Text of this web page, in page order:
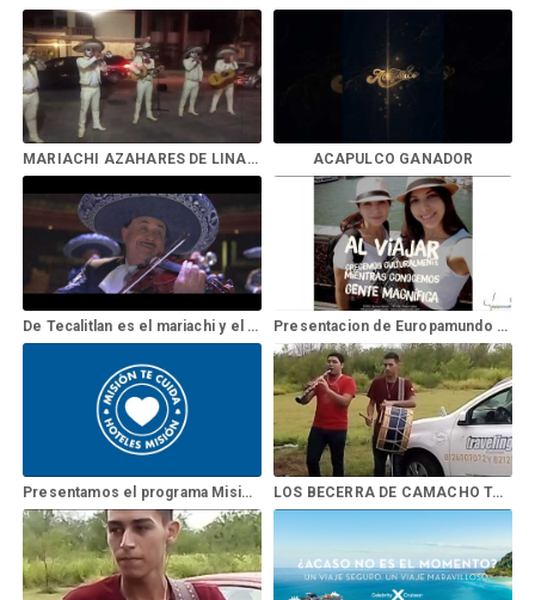
MARIACHI AZAHARES DE LINARES, N.L. ACAPULCO GANADOR
De Tecalitlan es el mariachi y el mariachi Vargas es orgullosamente de Jalisco Presentacion de Europamundo en Canal de Traveling
Presentamos el programa Misión te cuida LOS BECERRA DE CAMACHO TAMBORA Y CLARINETE